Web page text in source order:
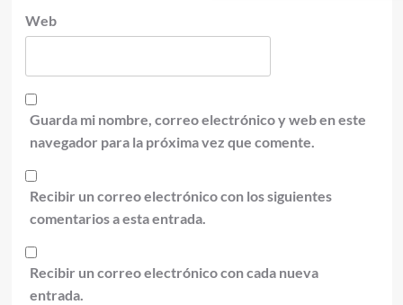
Web
Guarda mi nombre, correo electrónico y web en este
navegador para la próxima vez que comente.
Recibir un correo electrónico con los siguientes
comentarios a esta entrada.
Recibir un correo electrónico con cada nueva
entrada.